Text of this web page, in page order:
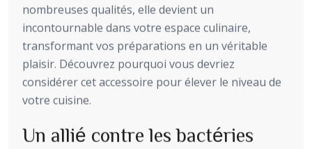
nombreuses qualités, elle devient un
incontournable dans votre espace culinaire,
transformant vos préparations en un véritable
plaisir. Découvrez pourquoi vous devriez
considérer cet accessoire pour élever le niveau de
votre cuisine.
Un allié contre les bactéries